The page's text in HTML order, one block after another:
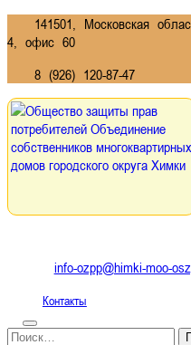
Перейти
к
141501, Московская
4, офис 60
8 (926) 120-87-47
info-ozpp@himki-moo-
Контакты